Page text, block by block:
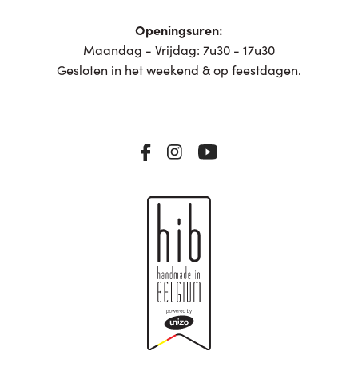
Openingsuren:
Maandag - Vrijdag: 7u30 - 17u30
Gesloten in het weekend & op feestdagen.